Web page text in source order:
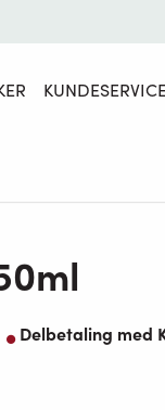
KUNDESERVICE
Delbetaling med